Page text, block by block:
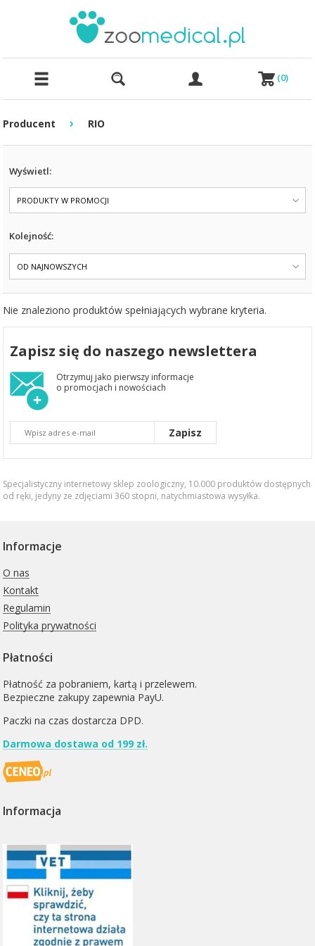
(0)
Producent › RIO
Wyświetl:
PRODUKTY W PROMOCJI
Kolejność:
OD NAJNOWSZYCH
Nie znaleziono produktów spełniających wybrane kryteria.
Zapisz się do naszego newslettera
Otrzymuj jako pierwszy informacje
o promocjach i nowościach
Zapisz
Specjalistyczny internetowy sklep zoologiczny, 10.000 produktów dostępnych
od ręki, jedyny ze zdjęciami 360 stopni, natychmiastowa wysyłka.
Informacje
O nas
Kontakt
Regulamin
Polityka prywatności
Płatności
Płatność za pobraniem, kartą i przelewem.
Bezpieczne zakupy zapewnia PayU.
Paczki na czas dostarcza DPD.
Darmowa dostawa od 199 zł.
Informacja